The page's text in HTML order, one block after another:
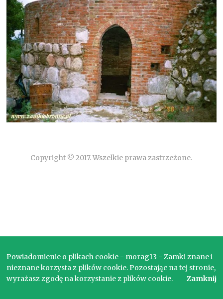
Copyright © 2017. Wszelkie prawa zastrzeżone.
Powiadomienie o plikach cookie - morag13 - Zamki znane i
nieznane korzysta z plików cookie. Pozostając na tej stronie,
wyrażasz zgodę na korzystanie z plików cookie.
Zamknij